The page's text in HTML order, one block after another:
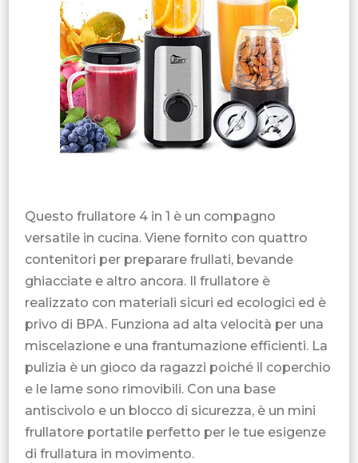
Questo frullatore 4 in 1 è un compagno
versatile in cucina. Viene fornito con quattro
contenitori per preparare frullati, bevande
ghiacciate e altro ancora. Il frullatore è
realizzato con materiali sicuri ed ecologici ed è
privo di BPA. Funziona ad alta velocità per una
miscelazione e una frantumazione efficienti. La
pulizia è un gioco da ragazzi poiché il coperchio
e le lame sono rimovibili. Con una base
antiscivolo e un blocco di sicurezza, è un mini
frullatore portatile perfetto per le tue esigenze
di frullatura in movimento.